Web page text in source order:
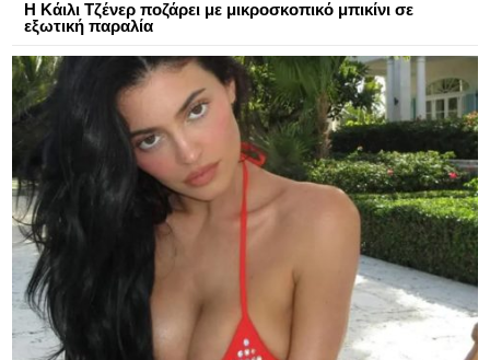
Η Κάιλι Τζένερ ποζάρει με μικροσκοπικό μπικίνι σε
εξωτική παραλία